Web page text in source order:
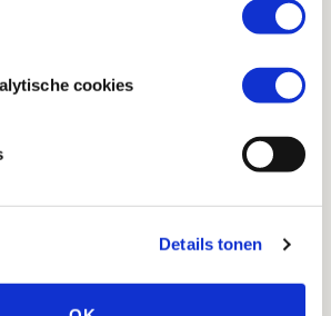
cookies
Details tonen